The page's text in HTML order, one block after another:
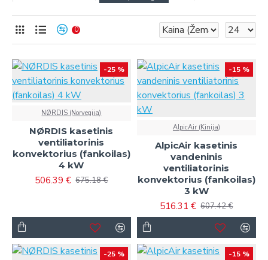
siūlomi kasetiniai ventiliatoriniai konvektoriai - puikus
našumo, energijos vartojimo efektyvumo ir diskretiško
0
-25 %
NØRDIS (Norvegija)
NØRDIS kasetinis
ventiliatorinis
konvektorius (fankoilas)
4 kW
506.39 € 675.18 €
-15 %
AlpicAir (Kinija)
AlpicAir kasetinis
vandeninis
ventiliatorinis
konvektorius (fankoilas)
3 kW
516.31 € 607.42 €
-25 % -15 %